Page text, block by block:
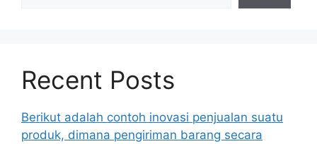
Recent Posts
Berikut adalah contoh inovasi penjualan suatu
produk, dimana pengiriman barang secara